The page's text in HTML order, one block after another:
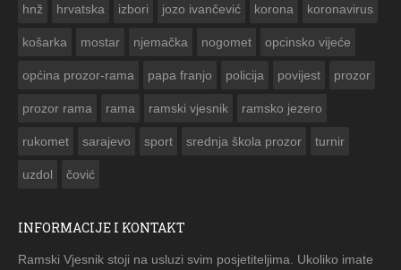
hnž hrvatska izbori jozo ivančević korona koronavirus
košarka mostar njemačka nogomet opcinsko vijeće
općina prozor-rama papa franjo policija povijest prozor
prozor rama rama ramski vjesnik ramsko jezero
rukomet sarajevo sport srednja škola prozor turnir
uzdol čović
INFORMACIJE I KONTAKT
Ramski Vjesnik stoji na usluzi svim posjetiteljima. Ukoliko imate